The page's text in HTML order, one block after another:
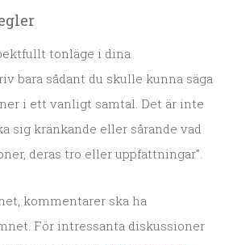
tonläge i dina
bara sådant du skulle kunna säga
i ett vanligt samtal. Det är inte
sig kränkande eller sårande vad
deras tro eller uppfattningar".
kommentarer ska ha
För intressanta diskussioner